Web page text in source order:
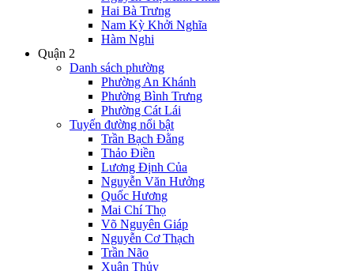
Hai Bà Trưng
Nam Kỳ Khởi Nghĩa
Hàm Nghi
Quận 2
Danh sách phường
Phường An Khánh
Phường Bình Trưng
Phường Cát Lái
Tuyến đường nổi bật
Trần Bạch Đằng
Thảo Điền
Lương Định Của
Nguyễn Văn Hưởng
Quốc Hương
Mai Chí Thọ
Võ Nguyên Giáp
Nguyễn Cơ Thạch
Trần Não
Xuân Thủy